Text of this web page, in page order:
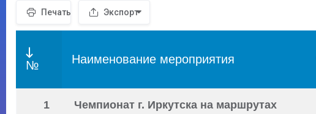
Печать Экспорт
№ Наименование мероприятия
1 Чемпионат г. Иркутска на маршрутах